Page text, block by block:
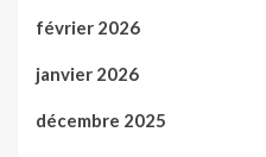
février 2026
janvier 2026
décembre 2025